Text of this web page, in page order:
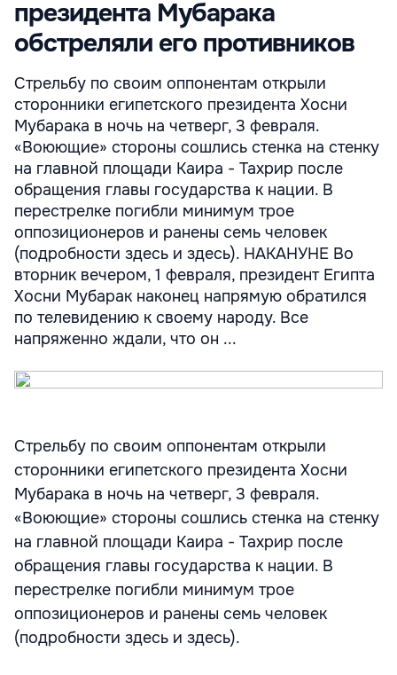
президента Мубарака
обстреляли его противников
Стрельбу по своим оппонентам открыли
сторонники египетского президента Хосни
Мубарака в ночь на четверг, 3 февраля.
«Воюющие» стороны сошлись стенка на стенку
на главной площади Каира - Тахрир после
обращения главы государства к нации. В
перестрелке погибли минимум трое
оппозиционеров и ранены семь человек
(подробности здесь и здесь). НАКАНУНЕ Во
вторник вечером, 1 февраля, президент Египта
Хосни Мубарак наконец напрямую обратился
по телевидению к своему народу. Все
напряженно ждали, что он ...
Стрельбу по своим оппонентам открыли
сторонники египетского президента Хосни
Мубарака в ночь на четверг, 3 февраля.
«Воюющие» стороны сошлись стенка на стенку
на главной площади Каира - Тахрир после
обращения главы государства к нации. В
перестрелке погибли минимум трое
оппозиционеров и ранены семь человек
(подробности здесь и здесь).